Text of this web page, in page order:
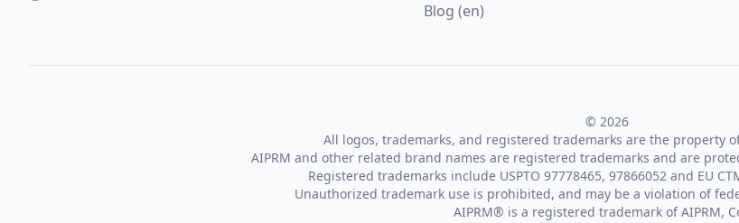
Blog (en)
© 2026
All logos, trademarks, and registered trademarks are the property
AIPRM and other related brand names are registered trademarks and are
Registered trademarks include USPTO 97778465, 97866052 and EU
Unauthorized trademark use is prohibited, and may be a violation of
AIPRM® is a registered trademark of AIPRM,